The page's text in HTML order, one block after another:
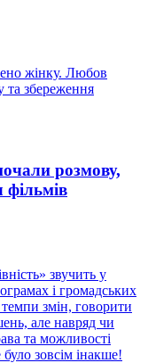
жінку. Любов
та збереження
розмову,
фільмів
звучить у
і громадських
змін, говорити
але навряд чи
та можливості
зовсім інакше!